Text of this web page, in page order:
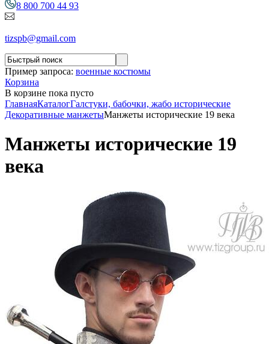
8 800 700 44 93
tizspb@gmail.com
Пример запроса: военные костюмы
Корзина
В корзине пока пусто
ГлавнаяКаталогГалстуки, бабочки, жабо исторические
Декоративные манжетыМанжеты исторические 19 века
Манжеты исторические 19
века